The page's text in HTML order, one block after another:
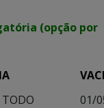
(opção por
01/